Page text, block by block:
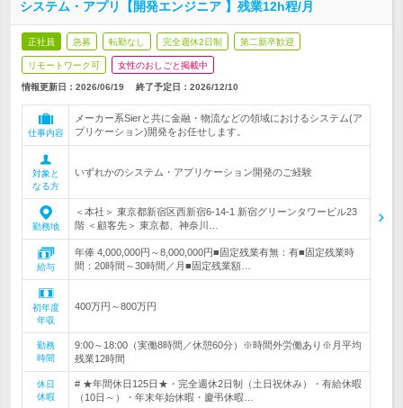
システム・アプリ【開発エンジニア 】残業12h程/月
正社員 急募 転勤なし 完全週休2日制 第二新卒歓迎
リモートワーク可 女性のおしごと掲載中
情報更新日：2026/06/19 終了予定日： 2026/12/10
仕事内容
メーカー系Sierと共に金融・物流などの領域におけるシステム(ア
プリケーション)開発をお任せします。
対象と
なる方
いずれかのシステム・アプリケーション開発のご経験
勤務地
＜本社＞ 東京都新宿区西新宿6-14-1 新宿グリーンタワービル23
階 ＜顧客先＞ 東京都、神奈川…
給与
年俸 4,000,000円～8,000,000円■固定残業有無：有■固定残業時
間：20時間～30時間／月■固定残業額…
初年度
年収
400万円～800万円
勤務
時間
9:00～18:00（実働8時間／休憩60分）※時間外労働あり※月平均
残業12時間
休日
休暇
# ★年間休日125日★・完全週休2日制（土日祝休み）・有給休暇
（10日～）・年末年始休暇・慶弔休暇…